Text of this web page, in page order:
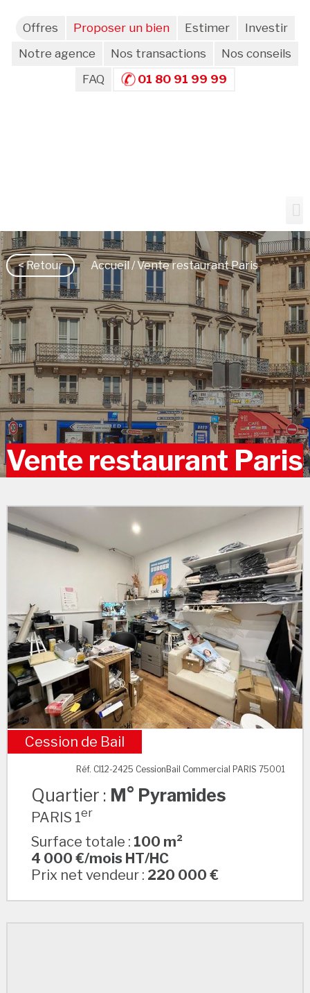
Offres Proposer un bien Estimer
Investir
Notre agence
Nos transactions
Nos conseils
FAQ
01 80 91 99 99
< Retour Accueil/ Vente restaurant Paris
Vente restaurant Paris
M° Pyramides
Cession de Bail
Réf. CI12-2425 CessionBail Commercial PARIS 75001
Quartier : M° Pyramides
PARIS 1er
Surface totale : 100 m²
4 000 €/mois HT/HC
Prix net vendeur : 220 000 €